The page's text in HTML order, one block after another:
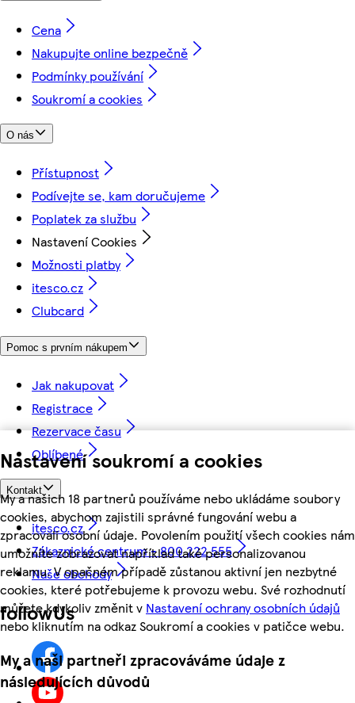
Nastavení soukromí a cookies
My a našich 18 partnerů používáme nebo ukládáme soubory
cookies, abychom zajistili správné fungování webu a
zpracovali osobní údaje. Povolením použití všech cookies nám
umožníte zobrazovat například také personalizovanou
reklamu. V opačném případě zůstanou aktivní jen nezbytné
cookies, které potřebujeme k provozu webu. Své rozhodnutí
můžete kdykoliv změnit v Nastavení ochrany osobních údajů
nebo kliknutím na odkaz Soukromí a cookies v patičce webu.
My a naši partneři zpracováváme údaje z
následujících důvodů
Cena
Nakupujte online bezpečně
Podmínky používání
Soukromí a cookies
O nás
Přístupnost
Podívejte se, kam doručujeme
Poplatek za službu
Nastavení Cookies
Možnosti platby
itesco.cz
Clubcard
Pomoc s prvním nákupem
Jak nakupovat
Registrace
Rezervace času
Oblíbené
Kontakt
itesco.cz
Zákaznické centrum - 800 222 555
Naše obchody
followUs